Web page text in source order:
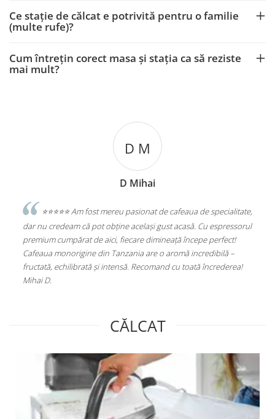
Ce stație de călcat e potrivită pentru o familie
(multe rufe)?
Cum întrețin corect masa și stația ca să reziste
mai mult?
Levente Gothard
⭐️⭐️⭐️⭐️⭐️Excelent
Statie de Calcat Polti Vaporella 535 Eco Pro, Talpa
Aluminiu, 1750 W, 0.9 l, 4 Bar, 90 gr/min, Alb/Gri
(PLEU0188)
CĂLCAT